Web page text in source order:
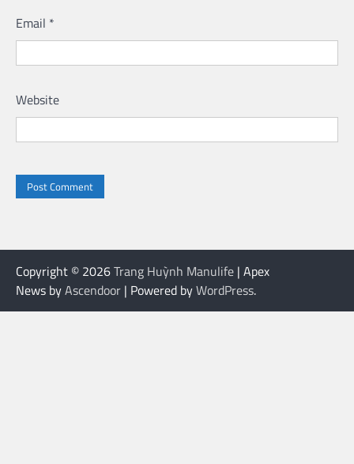
Email *
Website
Copyright © 2026Trang Huỳnh Manulife | Apex
News byAscendoor | Powered byWordPress.